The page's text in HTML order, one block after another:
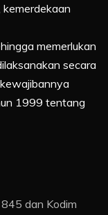
memerlukan
secara
1999 tentang
dan Kodim